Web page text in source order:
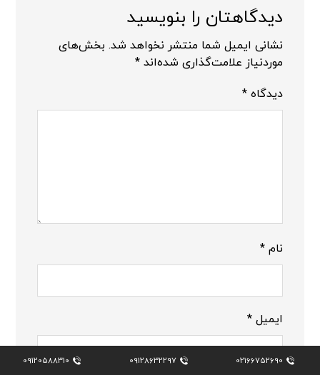
دیدگاهتان را بنویسید
نشانی ایمیل شما منتشر نخواهد شد. بخش‌های
موردنیاز علامت‌گذاری شده‌اند*
دیدگاه*
نام*
ایمیل*
02166752690
09128632297
09120588310